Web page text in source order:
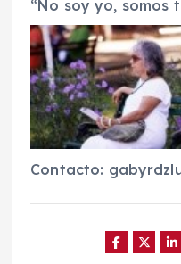
“No soy yo, somos
Contacto: